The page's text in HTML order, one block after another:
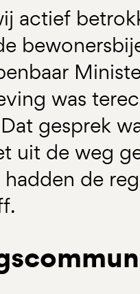
actief
was
gesprek
uit de weg
de